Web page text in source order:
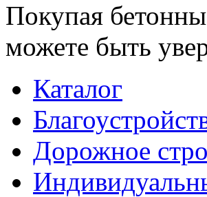
Покупая
можете быть
Каталог
Дорожное